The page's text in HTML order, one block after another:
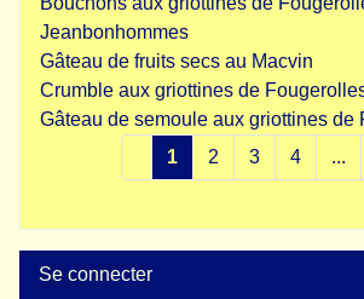
Jeanbonhommes
Gâteau de fruits secs au Macvin
Crumble aux griottines de
Gâteau de semoule aux griottines de
1
2 3 4 ...
Se connecter